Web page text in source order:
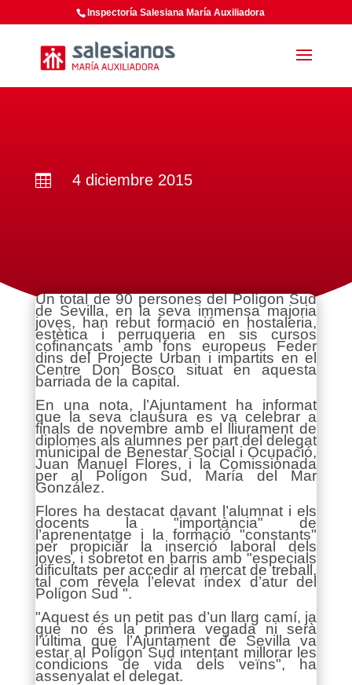
Inspectoría Salesiana María Auxiliadora
 4 diciembre 2015
Un total de 90 persones del Polígon Sud
de Sevilla, en la seva immensa majoria
joves, han rebut formació en hostaleria,
estètica i perruqueria en sis cursos
cofinançats amb fons europeus Feder
dins del Projecte Urban i impartits en el
Centre Don Bosco situat en aquesta
barriada de la capital.
En una nota, l’Ajuntament ha informat
que la seva clausura es va celebrar a
finals de novembre amb el lliurament de
diplomes als alumnes per part del delegat
municipal de Benestar Social i Ocupació,
Juan Manuel Flores, i la Comissionada
per al Polígon Sud, María del Mar
González.
Flores ha destacat davant l’alumnat i els
docents la "importància" de
l’aprenentatge i la formació "constants"
per propiciar la inserció laboral dels
joves, i sobretot en barris amb "especials
dificultats per accedir al mercat de treball,
tal com revela l’elevat índex d’atur del
Polígon Sud ".
"Aquest és un petit pas d’un llarg camí, ja
que no és la primera vegada ni serà
l’última que l’Ajuntament de Sevilla va
estar al Polígon Sud intentant millorar les
condicions de vida dels veïns", ha
assenyalat el delegat.